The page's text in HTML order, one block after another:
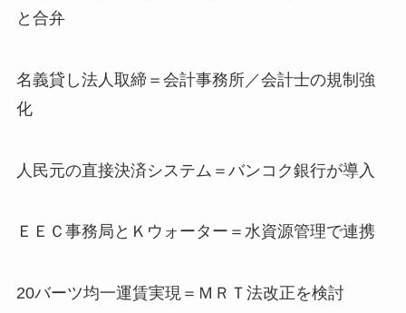
と合弁
名義貸し法人取締＝会計事務所／会計士の規制強
化
人民元の直接決済システム＝バンコク銀行が導入
ＥＥＣ事務局とＫウォーター＝水資源管理で連携
20バーツ均一運賃実現＝ＭＲＴ法改正を検討